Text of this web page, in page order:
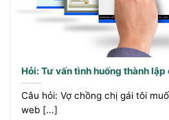
Hỏi: Tư vấn tình huống thành
Câu hỏi: Vợ chồng chị gái tôi
web [...]